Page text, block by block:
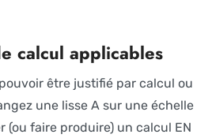
calcul applicables
être justifié par calcul ou
une lisse A sur une échelle
(ou faire produire) un calcul EN